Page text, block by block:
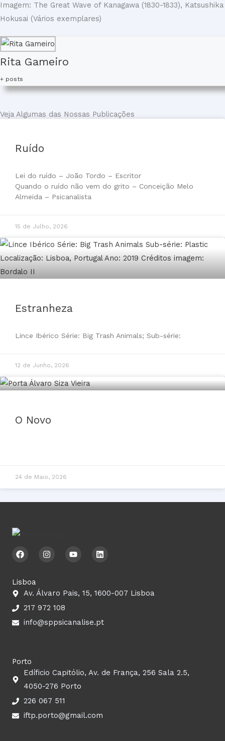
Imagem: The Great Wave of Kanagawa (1830-1833), Katsushika
Hokusai (Vários exemplares)
Rita Gameiro
+ posts
Veja Algumas das Nossas Publicações
Ruído
Lei do ruído – João Tordo – Escritor
Quando o ruído não vem do grito – Conceição Melo
Almeida – Psicanalista
15 de Julho, 2026
Estranheza
Lince Ibérico Série: Big Trash Animals; Sub-série:
12 de Junho, 2026
O Novo
24 de Maio, 2026
F
a
b
o
k
I
n
g
r
a
Y
o
b
e
L
i
d
i
Lisboa
Av. Álvaro Pais, 15, 1600-007 Lisboa
217 972 108
info@sppsicanalise.pt
Porto
Edíficio Capitólio, Av. de França, 256 Sala 2.5,
4050-276 Porto
226 067 511
iftp.porto@gmail.com